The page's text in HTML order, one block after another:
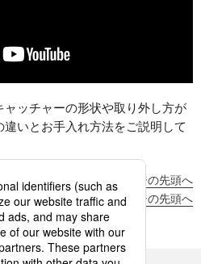
ッチャーの形状や取り外し方が
いとお手入れ方法をご説明して
ページの先頭へ
ページの先頭へ